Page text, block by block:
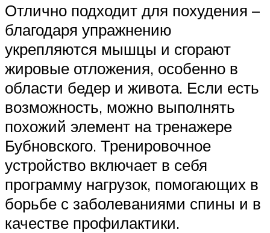
Отлично подходит для похудения –
благодаря упражнению
укрепляются мышцы и сгорают
жировые отложения, особенно в
области бедер и живота. Если есть
возможность, можно выполнять
похожий элемент на тренажере
Бубновского. Тренировочное
устройство включает в себя
программу нагрузок, помогающих в
борьбе с заболеваниями спины и в
качестве профилактики.